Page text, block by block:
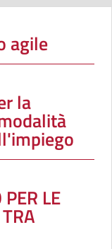
agile
la
LE